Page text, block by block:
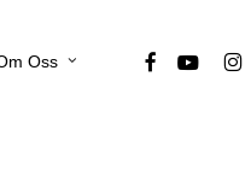
Oss facebookyoutube